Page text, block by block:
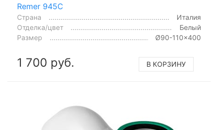
Remer 945C
Страна
Италия
Отделка/цвет
Белый
Размер
Ø90-110x400
1 700 руб. В КОРЗИНУ